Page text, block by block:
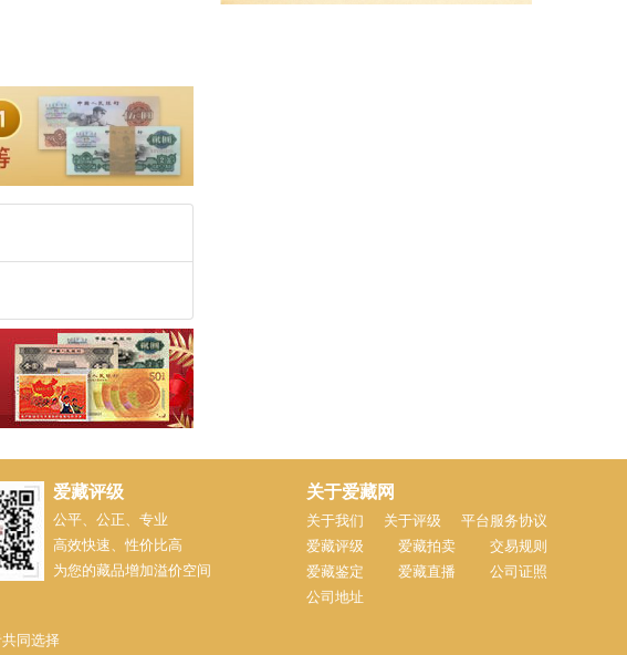
爱藏评级
公平、公正、专业
高效快速、性价比高
为您的藏品增加溢价空间
关于爱藏网
关于我们 关于评级
平台服务协议
爱藏评级
爱藏拍卖
交易规则
爱藏鉴定
爱藏直播
公司证照
公司地址
同选择